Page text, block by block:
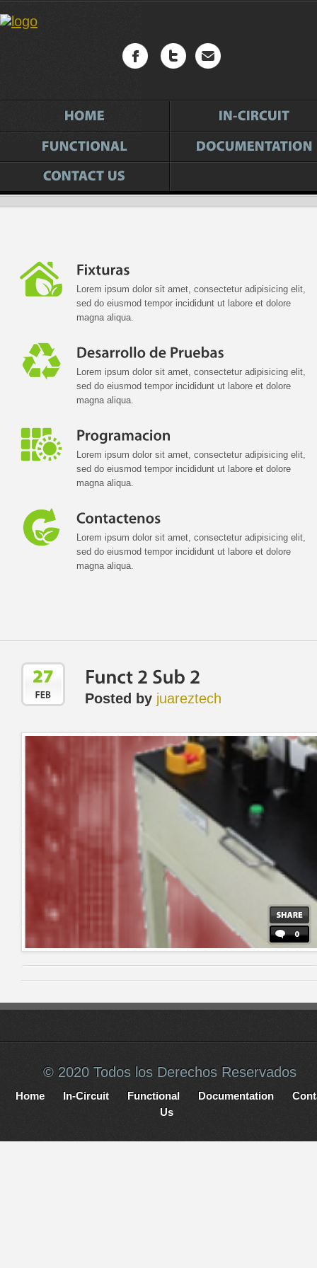
Lorem ipsum dolor sit amet, consectetur adipisicing elit,
sed do eiusmod tempor incididunt ut labore et dolore
magna aliqua.
Lorem ipsum dolor sit amet, consectetur adipisicing elit,
sed do eiusmod tempor incididunt ut labore et dolore
magna aliqua.
Lorem ipsum dolor sit amet, consectetur adipisicing elit,
sed do eiusmod tempor incididunt ut labore et dolore
magna aliqua.
Lorem ipsum dolor sit amet, consectetur adipisicing elit,
sed do eiusmod tempor incididunt ut labore et dolore
magna aliqua.
Posted by juareztech
© 2020 Todos los Derechos Reservados
Home In-Circuit Functional Documentation
Us